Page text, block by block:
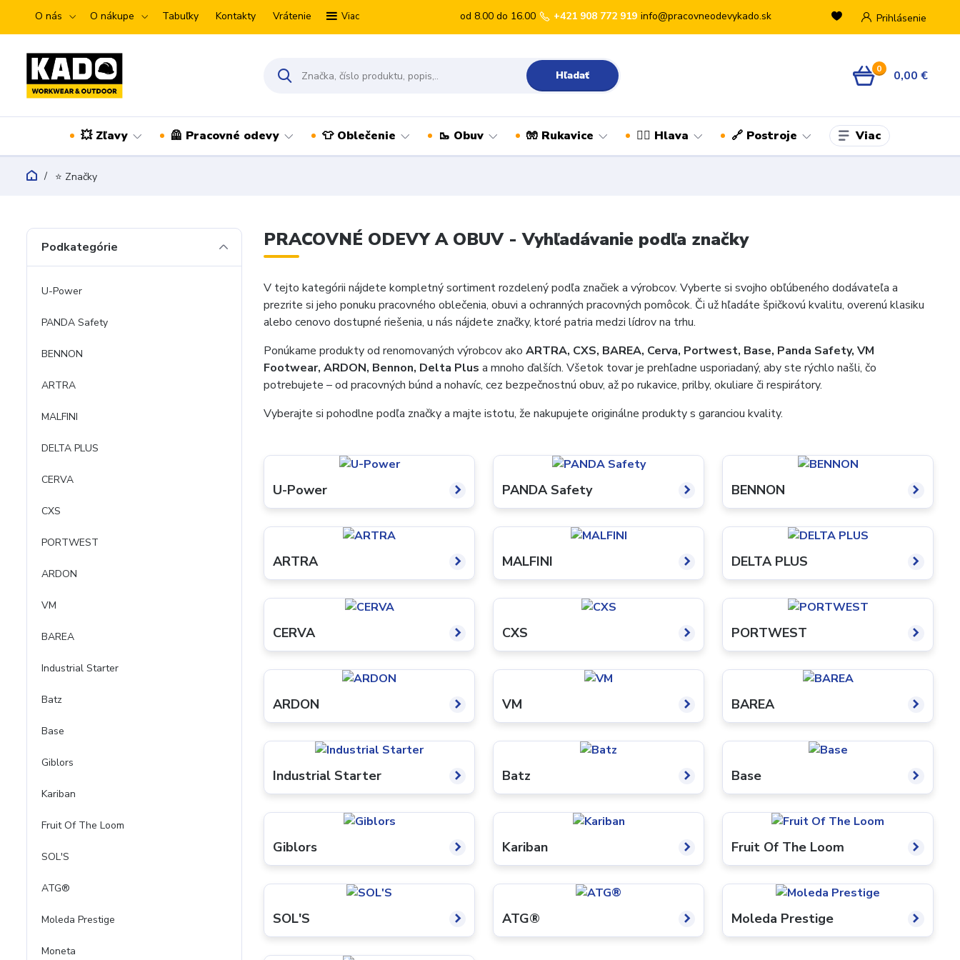
O nás O nákupe Tabuľky Kontakty Vrátenie Viac Prihlásenie
Hľadať
od 8.00 do 16.00 +421 908 772 919 info@pracovneodevykado.sk
0 0,00 €
💥 Zľavy 🦺 Pracovné odevy 👕 Oblečenie 🥾 Obuv 🧤 Rukavice 👷‍♂️ Hlava 🔗 Postroje Viac
⭐ Značky
PRACOVNÉ ODEVY A OBUV - Vyhľadávanie podľa značky
V tejto kategórii nájdete kompletný sortiment rozdelený podľa značiek a výrobcov. Vyberte si svojho obľúbeného dodávateľa a
prezrite si jeho ponuku pracovného oblečenia, obuvi a ochranných pracovných pomôcok. Či už hľadáte špičkovú kvalitu, overenú klasiku
alebo cenovo dostupné riešenia, u nás nájdete značky, ktoré patria medzi lídrov na trhu.
Ponúkame produkty od renomovaných výrobcov akoARTRA, CXS, BAREA, Cerva, Portwest, Base, Panda Safety, VM
Footwear, ARDON, Bennon, Delta Plusa mnoho ďalších. Všetok tovar je prehľadne usporiadaný, aby ste rýchlo našli, čo
potrebujete – od pracovných búnd a nohavíc, cez bezpečnostnú obuv, až po rukavice, prilby, okuliare či respirátory.
Vyberajte si pohodlne podľa značky a majte istotu, že nakupujete originálne produkty s garanciou kvality.
U-Power PANDA Safety BENNON
ARTRA MALFINI DELTA PLUS
CERVA CXS PORTWEST
ARDON VM BAREA
Industrial Starter Batz Base
Giblors Kariban Fruit Of The Loom
SOL'S ATG® Moleda Prestige
Podkategórie
U-Power
PANDA Safety
BENNON
ARTRA
MALFINI
DELTA PLUS
CERVA
CXS
PORTWEST
ARDON
VM
BAREA
Industrial Starter
Batz
Base
Giblors
Kariban
Fruit Of The Loom
SOL'S
ATG®
Moleda Prestige
Moneta